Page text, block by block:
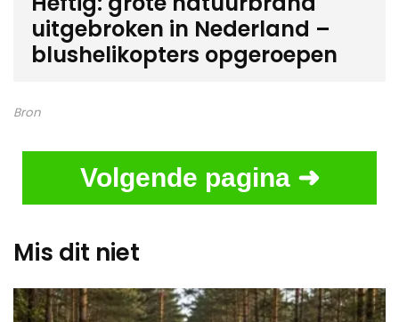
uitgebroken in Nederland –
blushelikopters opgeroepen
Bron
Volgende pagina ➜
Mis dit niet